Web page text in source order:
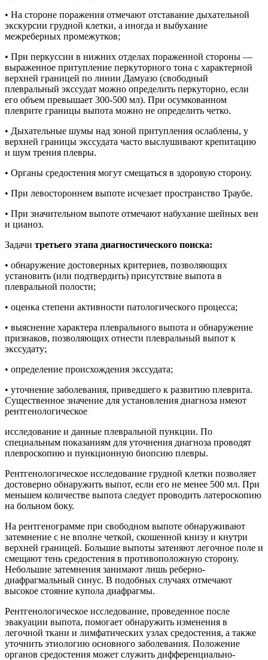
• На стороне поражения отмечают отставание дыхательной
экскурсии грудной клетки, а иногда и выбухание
межреберных промежутков;
• При перкуссии в нижних отделах пораженной стороны —
выраженное притупление перкуторного тона с характерной
верхней границей по линии Дамуазо (свободный
плевральный экссудат можно определить перкуторно, если
его объем превышает 300-500 мл). При осумкованном
плеврите границы выпота можно не определить четко.
• Дыхательные шумы над зоной притупления ослаблены, у
верхней границы экссудата часто выслушивают крепитацию
и шум трения плевры.
• Органы средостения могут смещаться в здоровую сторону.
• При левостороннем выпоте исчезает пространство Траубе.
• При значительном выпоте отмечают набухание шейных вен
и цианоз.
Задачи третьего этапа диагностического поиска:
• обнаружение достоверных критериев, позволяющих
установить (или подтвердить) присутствие выпота в
плевральной полости;
• оценка степени активности патологического процесса;
• выяснение характера плеврального выпота и обнаружение
признаков, позволяющих отнести плевральный выпот к
экссудату;
• определение происхождения экссудата;
• уточнение заболевания, приведшего к развитию плеврита.
Существенное значение для установления диагноза имеют
рентгенологическое
исследование и данные плевральной пункции. По
специальным показаниям для уточнения диагноза проводят
плевроскопию и пункционную биопсию плевры.
Рентгенологическое исследование грудной клетки позволяет
достоверно обнаружить выпот, если его не менее 500 мл. При
меньшем количестве выпота следует проводить латероскопию
на больном боку.
На рентгенограмме при свободном выпоте обнаруживают
затемнение с не вполне четкой, скошенной книзу и кнутри
верхней границей. Большие выпоты затеняют легочное поле и
смещают тень средостения в противоположную сторону.
Небольшие затемнения занимают лишь реберно-
диафрагмальный синус. В подобных случаях отмечают
высокое стояние купола диафрагмы.
Рентгенологическое исследование, проведенное после
эвакуации выпота, помогает обнаружить изменения в
легочной ткани и лимфатических узлах средостения, а также
уточнить этиологию основного заболевания. Положение
органов средостения может служить дифференциально-